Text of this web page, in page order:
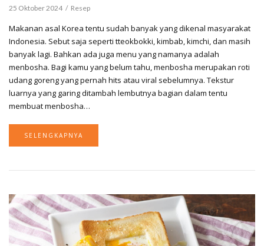
25 Oktober 2024 Resep
Makanan asal Korea tentu sudah banyak yang dikenal masyarakat
Indonesia. Sebut saja seperti tteokbokki, kimbab, kimchi, dan masih
banyak lagi. Bahkan ada juga menu yang namanya adalah
menbosha. Bagi kamu yang belum tahu, menbosha merupakan roti
udang goreng yang pernah hits atau viral sebelumnya. Tekstur
luarnya yang garing ditambah lembutnya bagian dalam tentu
membuat menbosha…
SELENGKAPNYA